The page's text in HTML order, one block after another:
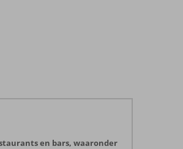
en bars, waaronder